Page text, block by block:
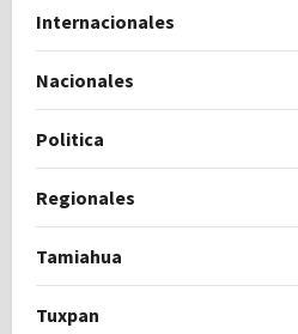
Internacionales
Nacionales
Politica
Regionales
Tamiahua
Tuxpan